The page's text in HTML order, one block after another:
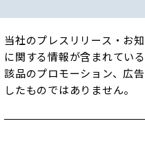
当社のプレスリリース・お
に関する情報が含まれてい
該品のプロモーション、広
したものではありません。